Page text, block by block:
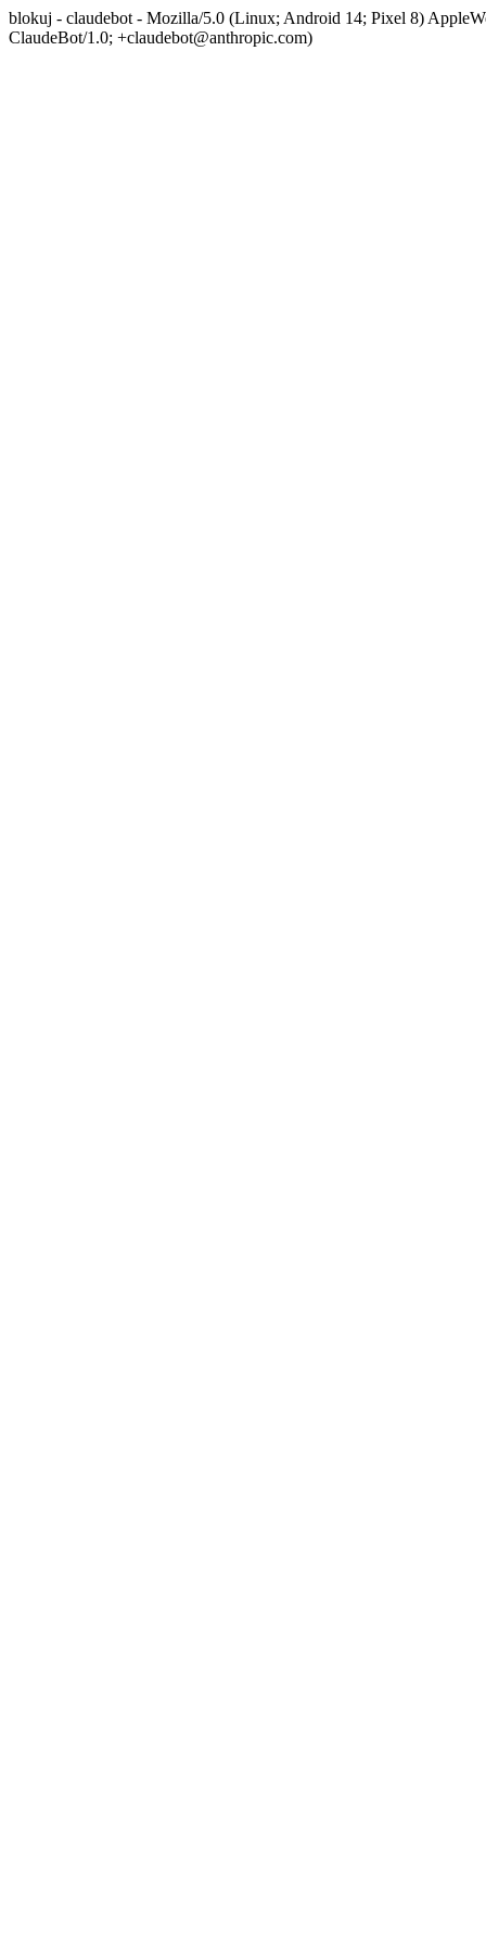
blokuj - claudebot - Mozilla/5.0 (Linux; Android 14; Pixel 8)
ClaudeBot/1.0; +claudebot@anthropic.com)